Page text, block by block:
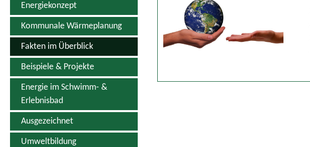
Energiekonzept
Kommunale Wärmeplanung
Fakten im Überblick
Beispiele & Projekte
Energie im Schwimm- &
Erlebnisbad
Ausgezeichnet
Umweltbildung